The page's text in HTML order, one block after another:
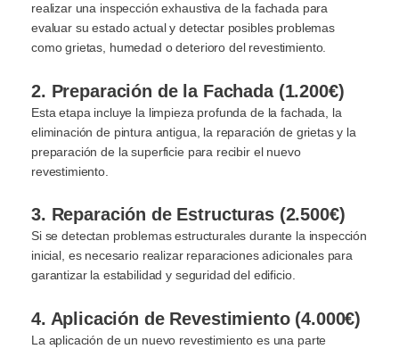
realizar una inspección exhaustiva de la fachada para
evaluar su estado actual y detectar posibles problemas
como grietas, humedad o deterioro del revestimiento.
2. Preparación de la Fachada (1.200€)
Esta etapa incluye la limpieza profunda de la fachada, la
eliminación de pintura antigua, la reparación de grietas y la
preparación de la superficie para recibir el nuevo
revestimiento.
3. Reparación de Estructuras (2.500€)
Si se detectan problemas estructurales durante la inspección
inicial, es necesario realizar reparaciones adicionales para
garantizar la estabilidad y seguridad del edificio.
4. Aplicación de Revestimiento (4.000€)
La aplicación de un nuevo revestimiento es una parte